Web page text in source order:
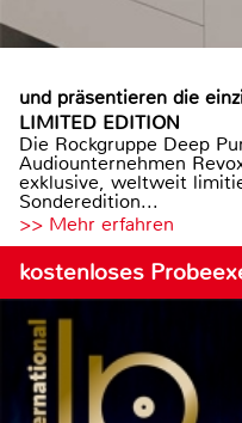
und präsentieren die
LIMITED EDITION
Die Rockgruppe Deep
Audiounternehmen
exklusive, weltweit
Sonderedition...
>> Mehr erfahren
kostenloses